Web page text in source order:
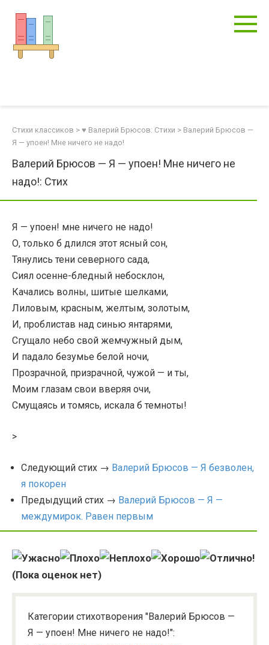
контенту
Стихи классиков > ♥ Валерий Брюсов: Стихи > Валерий Брюсов —
Я — упоен! Мне ничего не надо!
Валерий Брюсов — Я — упоен! Мне ничего не
надо!: Стих
Я — упоен! мне ничего не надо!
О, только б длился этот ясный сон,
Тянулись тени северного сада,
Сиял осенне-бледный небосклон,
Качались волны, шитые шелками,
Лиловым, красным, желтым, золотым,
И, проблистав над синью янтарями,
Сгущало небо свой жемчужный дым,
И падало безумье белой ночи,
Прозрачной, призрачной, чужой — и ты,
Моим глазам свои вверяя очи,
Смущаясь и томясь, искала б темноты!
>
Следующий стих → Валерий Брюсов — Я безволен,
я покорен
Предыдущий стих → Валерий Брюсов — Я —
междумирок. Равен первым
(Пока оценок нет)
Категории стихотворения "Валерий Брюсов —
Я — упоен! Мне ничего не надо!":